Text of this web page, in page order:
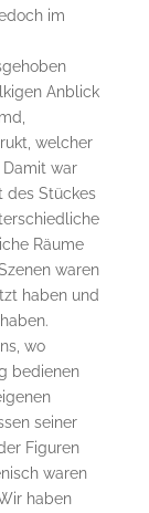
im
Anblick
welcher
war
des Stückes
Räume
waren
haben und
wo
bedienen
seiner
Figuren
waren
haben